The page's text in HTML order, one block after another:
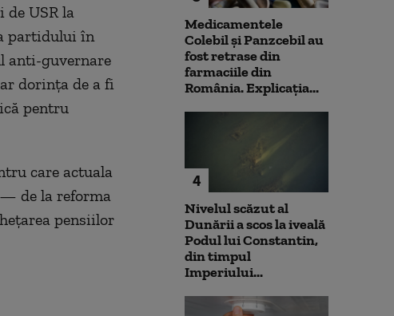
USR la
partidului în
anti-guvernare
dorința de a fi
pentru
care actuala
de la reforma
pensiilor
Medicamentele
Colebil și Panzcebil au
fost retrase din
farmaciile din
România. Explicația...
4
Nivelul scăzut al
Dunării a scos la iveală
Podul lui Constantin,
din timpul
Imperiului...